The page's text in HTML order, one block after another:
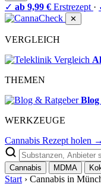
✓ ab 9,99 € Erstrezept ·
✕
VERGLEICH
THEMEN
WERKZEUGE
Cannabis Rezept holen →
Cannabis
MDMA
Start › Cannabis in